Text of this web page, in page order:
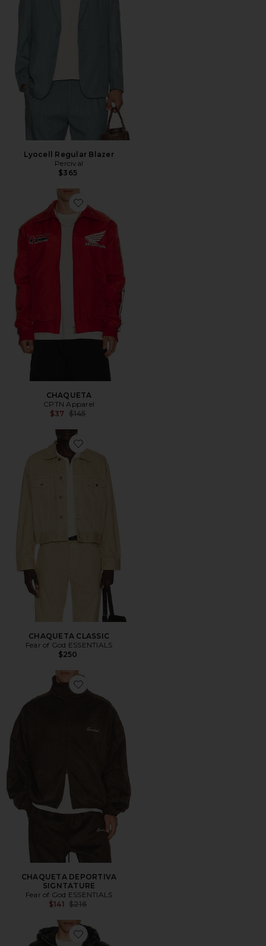
Lyocell Regular Blazer
Percival
$365
Favorite CHAQUETA
CHAQUETA
CPTN Apparel
$37 Previous price:
$145
Favorite CHAQUETA CLASSIC
CHAQUETA CLASSIC
Fear of God ESSENTIALS
$250
Favorite CHAQUETA DEPORTIVA SIGNTATURE
CHAQUETA DEPORTIVA
SIGNTATURE
Fear of God ESSENTIALS
$141 Previous price:
$216
Favorite PLUMÍFERO FLETCHER